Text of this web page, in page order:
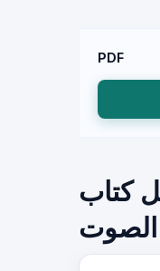
PDF
كتاب
الصوت